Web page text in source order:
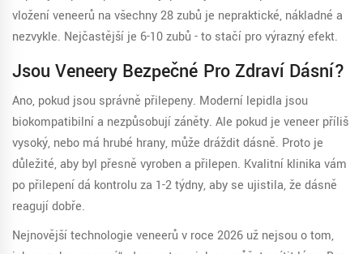
vložení veneerů na všechny 28 zubů je nepraktické, nákladné a
nezvykle. Nejčastější je 6-10 zubů - to stačí pro výrazný efekt.
Jsou Veneery Bezpečné Pro Zdraví Dásní?
Ano, pokud jsou správně přilepeny. Moderní lepidla jsou
biokompatibilní a nezpůsobují záněty. Ale pokud je veneer příliš
vysoký, nebo má hrubé hrany, může dráždit dásně. Proto je
důležité, aby byl přesně vyroben a přilepen. Kvalitní klinika vám
po přilepení dá kontrolu za 1-2 týdny, aby se ujistila, že dásně
reagují dobře.
Nejnovější technologie veneerů v roce 2026 už nejsou o tom,